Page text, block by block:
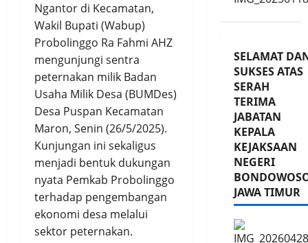
Ngantor di Kecamatan,
Wakil Bupati (Wabup)
Probolinggo Ra Fahmi AHZ
mengunjungi sentra
peternakan milik Badan
Usaha Milik Desa (BUMDes)
Desa Puspan Kecamatan
Maron, Senin (26/5/2025).
Kunjungan ini sekaligus
menjadi bentuk dukungan
nyata Pemkab Probolinggo
terhadap pengembangan
ekonomi desa melalui
sektor peternakan.
SELAMAT
SUKSES ATAS
SERAH
TERIMA
JABATAN
KEPALA
KEJAKSAAN
NEGERI
JAWA TIMUR